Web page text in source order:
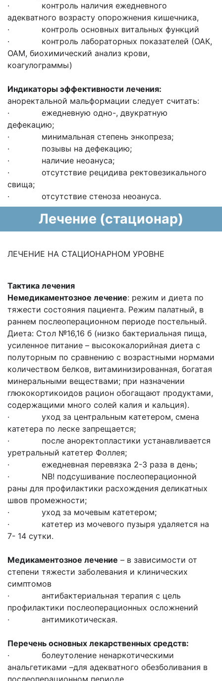
· контроль наличия ежедневного
адекватного возрасту опорожнения кишечника,
· контроль основных витальных функций
· контроль лабораторных показателей (ОАК,
ОАМ, биохимический анализ крови,
коагулограммы)
Индикаторы эффективности лечения:
аноректальной мальформации следует считать:
· ежедневную одно-, двукратную
дефекацию;
· минимальная степень энкопреза;
· позывы на дефекацию;
· наличие неоануса;
· отсутствие рецидива ректовезикального
свища;
· отсутствие стеноза неоануса.
Лечение (стационар)
ЛЕЧЕНИЕ НА СТАЦИОНАРНОМ УРОВНЕ
Тактика лечения
Немедикаментозное лечение: режим и диета по
тяжести состояния пациента. Режим палатный, в
раннем послеоперационном периоде постельный.
Диета: Стол №16,16 б (низко бактериальная пища,
усиленное питание – высококалорийная диета с
полуторным по сравнению с возрастными нормами
количеством белков, витаминизированная, богатая
минеральными веществами; при назначении
глюкокортикоидов рацион обогащают продуктами,
содержащими много солей калия и кальция).
· уход за центральным катетером, смена
катетера по леске запрещается;
· после аноректопластики устанавливается
уретральный катетер Фоллея;
· ежедневная перевязка 2-3 раза в день;
· NB! подсушивание послеоперационной
раны для профилактики расхождения деликатных
швов промежности;
· уход за мочевым катетером;
· катетер из мочевого пузыря удаляется на
7- 14 сутки.
Медикаментозное лечение – в зависимости от
степени тяжести заболевания и клинических
симптомов
· антибактериальная терапия с цель
профилактики послеоперационных осложнений
· антимикотическая.
Перечень основных лекарственных средств:
· болеутоление ненаркотическими
анальгетиками –для адекватного обезболивания в
послеоперационном периоде